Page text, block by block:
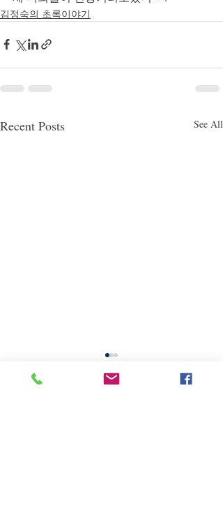
김정숙의 초록이야기
Recent Posts See All